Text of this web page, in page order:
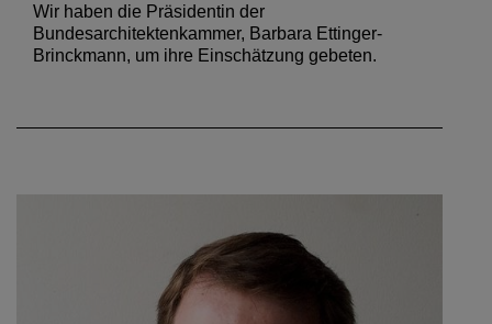
Wir haben die Präsidentin der
Bundesarchitektenkammer, Barbara Ettinger-
Brinckmann, um ihre Einschätzung gebeten.